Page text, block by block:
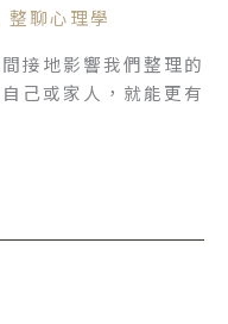
整聊心理學
接地影響我們整理的
己或家人，就能更有